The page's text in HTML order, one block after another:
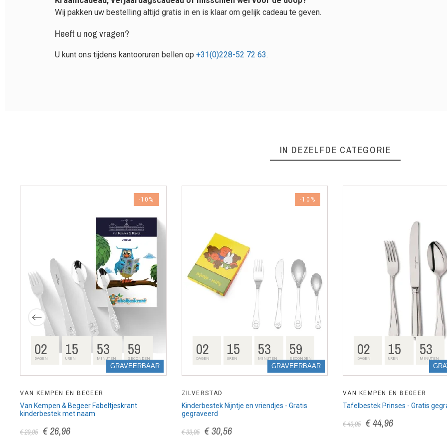
Wij pakken uw bestelling altijd gratis in en is klaar om gelijk cadeau te geven.
Heeft u nog vragen?
U kunt ons tijdens kantooruren bellen op +31(0)228-52 72 63.
IN DEZELFDE CATEGORIE
GRAVEERBAAR
02
DAGEN 15
UREN 53
MINUTEN 58
SECONDEN
VAN KEMPEN EN BEGEER
Van Kempen & Begeer Fabeltjeskrant
kinderbestek met naam
€ 29,95 € 26,96
-10%
GRAVEERBAAR
02
DAGEN 15
UREN 53
MINUTEN 58
SECONDEN
ZILVERSTAD
Kinderbestek Nijntje en vriendjes - Gratis
gegraveerd
€ 33,95 € 30,56
-10%
02
DAGEN 15
UREN 53
MINUTEN
VAN KEMPEN EN BEGEER
Tafelbestek Prinses - Gratis
€ 49,95 € 44,96